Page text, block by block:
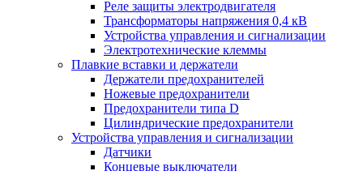
Реле защиты электродвигателя
Трансформаторы напряжения 0,4 кВ
Устройства управления и сигнализации
Электротехнические клеммы
Плавкие вставки и держатели
Держатели предохранителей
Ножевые предохранители
Предохранители типа D
Цилиндрические предохранители
Устройства управления и сигнализации
Датчики
Концевые выключатели